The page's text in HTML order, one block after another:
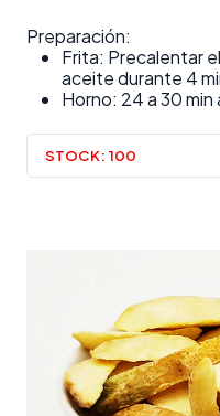
Preparación:
Frita: Precalentar
aceite durante 4
Horno: 24 a 30 min
STOCK: 100